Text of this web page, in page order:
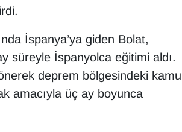
İspanya’ya giden Bolat,
süreyle İspanyolca eğitimi aldı.
deprem bölgesindeki kamu
amacıyla üç ay boyunca